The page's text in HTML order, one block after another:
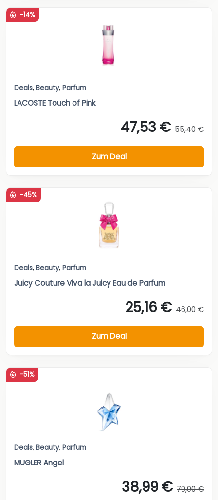
-14%
Deals, Beauty, Parfum
LACOSTE Touch of Pink
47,53 € 55,40 €
Zum Deal
-45%
Deals, Beauty, Parfum
Juicy Couture Viva la Juicy Eau de Parfum
25,16 € 46,00 €
Zum Deal
-51%
Deals, Beauty, Parfum
MUGLER Angel
38,99 € 79,00 €